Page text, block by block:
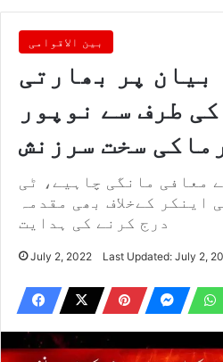
بین الاقوامی
بیان پر بھارتی
طرف سے نوپور
سخت سرزنش
معافی مانگی چاہیے، ٹی
اینکر کےخلاف بھی مقدمہ
درج کرنے کی ہدایت
July 2, 2022 Last Updated: July 2,